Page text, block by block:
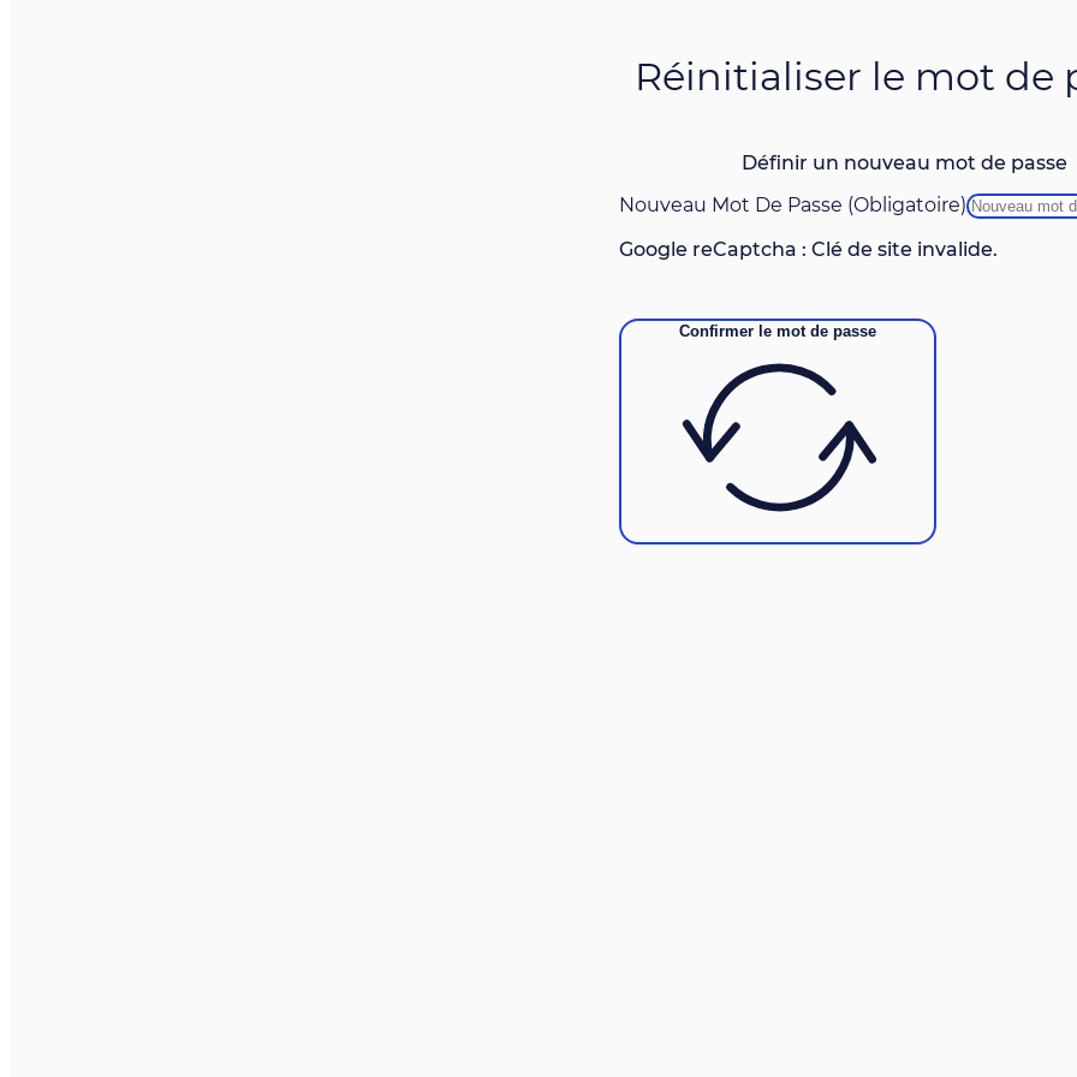
Réinitialiser le mot de
Définir un nouveau mot de passe
Nouveau Mot De Passe (obligatoire)
Google reCaptcha : Clé de site invalide.
Confirmer le mot de passe